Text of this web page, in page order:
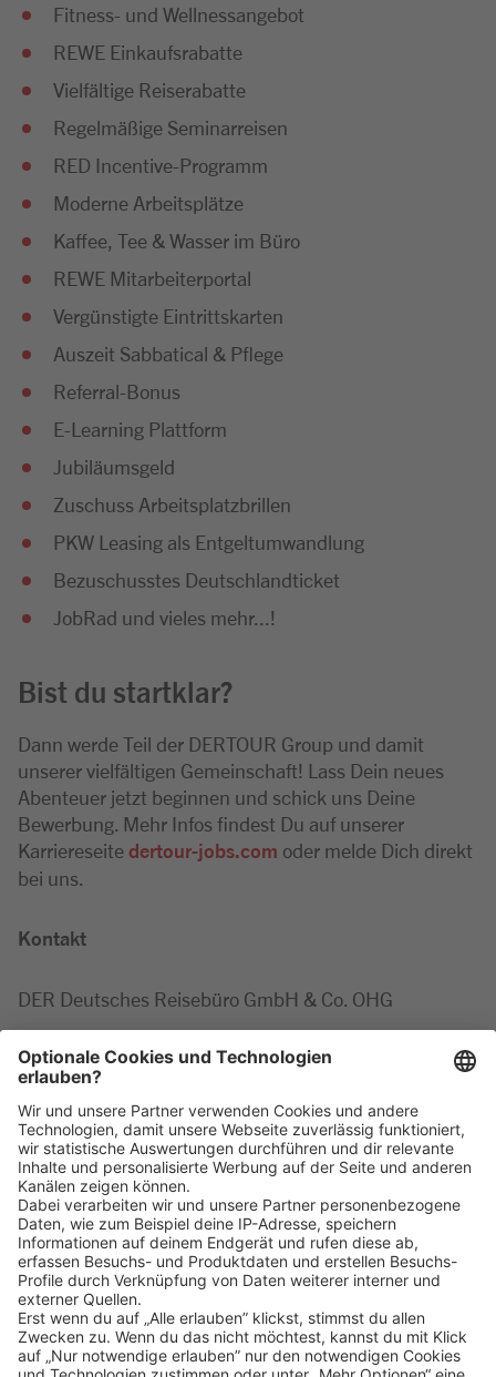
Fitness- und Wellnessangebot
REWE Einkaufsrabatte
Vielfältige Reiserabatte
Regelmäßige Seminarreisen
RED Incentive-Programm
Moderne Arbeitsplätze
Kaffee, Tee & Wasser im Büro
REWE Mitarbeiterportal
Vergünstigte Eintrittskarten
Auszeit Sabbatical & Pflege
Referral-Bonus
E-Learning Plattform
Jubiläumsgeld
Zuschuss Arbeitsplatzbrillen
PKW Leasing als Entgeltumwandlung
Bezuschusstes Deutschlandticket
JobRad und vieles mehr...!
Bist du startklar?
Dann werde Teil der DERTOUR Group und damit
unserer vielfältigen Gemeinschaft! Lass Dein neues
Abenteuer jetzt beginnen und schick uns Deine
Bewerbung. Mehr Infos findest Du auf unserer
Karriereseitedertour-jobs.com oder melde Dich direkt
bei uns.
Kontakt
DER Deutsches Reisebüro GmbH & Co. OHG
Marie-LuiseMinor
Tel: +49 2203 42687
Klickehier, um alle offenen Jobs zu sehen.